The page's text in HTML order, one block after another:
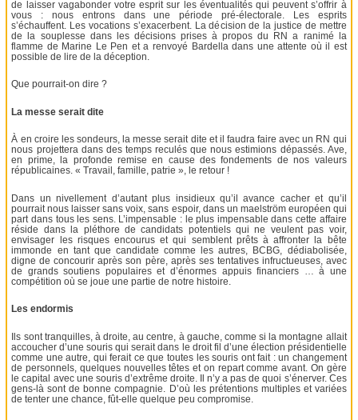
de laisser vagabonder votre esprit sur les éventualités qui peuvent s’offrir à
vous : nous entrons dans une période pré-électorale. Les esprits
s’échauffent. Les vocations s’exacerbent. La décision de la justice de mettre
de la souplesse dans les décisions prises à propos du RN a ranimé la
flamme de Marine Le Pen et a renvoyé Bardella dans une attente où il est
possible de lire de la déception.
Que pourrait-on dire ?
La messe serait dite
À en croire les sondeurs, la messe serait dite et il faudra faire avec un RN qui
nous projettera dans des temps reculés que nous estimions dépassés. Ave,
en prime, la profonde remise en cause des fondements de nos valeurs
républicaines. « Travail, famille, patrie », le retour !
Dans un nivellement d’autant plus insidieux qu’il avance cacher et qu’il
pourrait nous laisser sans voix, sans espoir, dans un maelström européen qui
part dans tous les sens. L’impensable : le plus impensable dans cette affaire
réside dans la pléthore de candidats potentiels qui ne veulent pas voir,
envisager les risques encourus et qui semblent prêts à affronter la bête
immonde en tant que candidate comme les autres, BCBG, dédiabolisée,
digne de concourir après son père, après ses tentatives infructueuses, avec
de grands soutiens populaires et d’énormes appuis financiers … à une
compétition où se joue une partie de notre histoire.
Les endormis
Ils sont tranquilles, à droite, au centre, à gauche, comme si la montagne allait
accoucher d’une souris qui serait dans le droit fil d’une élection présidentielle
comme une autre, qui ferait ce que toutes les souris ont fait : un changement
de personnels, quelques nouvelles têtes et on repart comme avant. On gère
le capital avec une souris d’extrême droite. Il n’y a pas de quoi s’énerver. Ces
gens-là sont de bonne compagnie. D’où les prétentions multiples et variées
de tenter une chance, fût-elle quelque peu compromise.